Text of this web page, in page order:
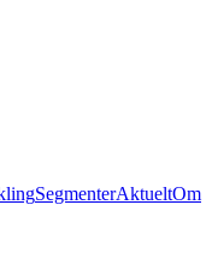
SegmenterAktueltOm